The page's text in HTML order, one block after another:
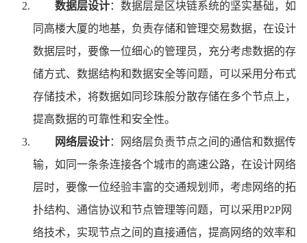
数据层设计：数据层是区块链系统的坚实基础，如
同高楼大厦的地基，负责存储和管理交易数据，在设计
数据层时，要像一位细心的管理员，充分考虑数据的存
储方式、数据结构和数据安全等问题，可以采用分布式
存储技术，将数据如同珍珠般分散存储在多个节点上，
提高数据的可靠性和安全性。
网络层设计：网络层负责节点之间的通信和数据传
输，如同一条条连接各个城市的高速公路，在设计网络
层时，要像一位经验丰富的交通规划师，考虑网络的拓
扑结构、通信协议和节点管理等问题，可以采用P2P网
络技术，实现节点之间的直接通信，提高网络的效率和